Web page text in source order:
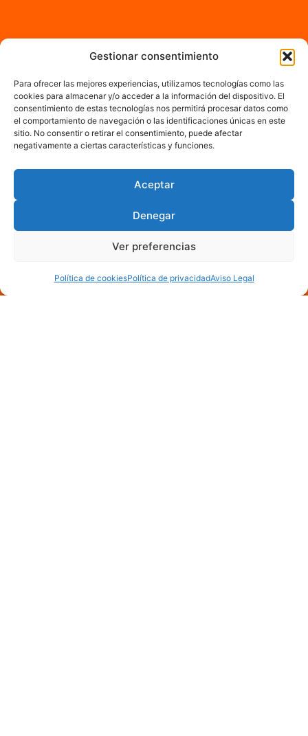
Gestionar consentimiento
Para ofrecer las mejores experiencias, utilizamos tecnologías como las
cookies para almacenar y/o acceder a la información del dispositivo. El
consentimiento de estas tecnologías nos permitirá procesar datos como
el comportamiento de navegación o las identificaciones únicas en este
sitio. No consentir o retirar el consentimiento, puede afectar
negativamente a ciertas características y funciones.
Aceptar
Denegar
Ver preferencias
Política de cookiesPolítica de privacidadAviso Legal